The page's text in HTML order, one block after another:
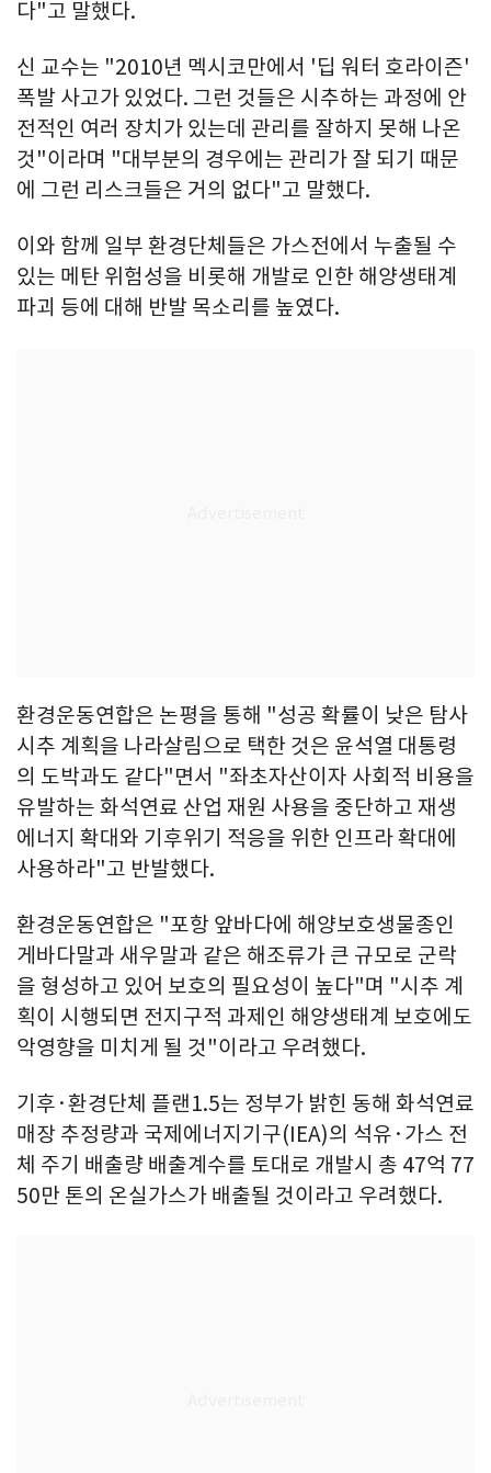
다"고 말했다.
신 교수는 "2010년 멕시코만에서 '딥 워터 호라이즌'
폭발 사고가 있었다. 그런 것들은 시추하는 과정에 안
전적인 여러 장치가 있는데 관리를 잘하지 못해 나온
것"이라며 "대부분의 경우에는 관리가 잘 되기 때문
에 그런 리스크들은 거의 없다"고 말했다.
이와 함께 일부 환경단체들은 가스전에서 누출될 수
있는 메탄 위험성을 비롯해 개발로 인한 해양생태계
파괴 등에 대해 반발 목소리를 높였다.
환경운동연합은 논평을 통해 "성공 확률이 낮은 탐사
시추 계획을 나라살림으로 택한 것은 윤석열 대통령
의 도박과도 같다"면서 "좌초자산이자 사회적 비용을
유발하는 화석연료 산업 재원 사용을 중단하고 재생
에너지 확대와 기후위기 적응을 위한 인프라 확대에
사용하라"고 반발했다.
환경운동연합은 "포항 앞바다에 해양보호생물종인
게바다말과 새우말과 같은 해조류가 큰 규모로 군락
을 형성하고 있어 보호의 필요성이 높다"며 "시추 계
획이 시행되면 전지구적 과제인 해양생태계 보호에도
악영향을 미치게 될 것"이라고 우려했다.
기후·환경단체 플랜1.5는 정부가 밝힌 동해 화석연료
매장 추정량과 국제에너지기구(IEA)의 석유·가스 전
체 주기 배출량 배출계수를 토대로 개발시 총 47억 77
50만 톤의 온실가스가 배출될 것이라고 우려했다.